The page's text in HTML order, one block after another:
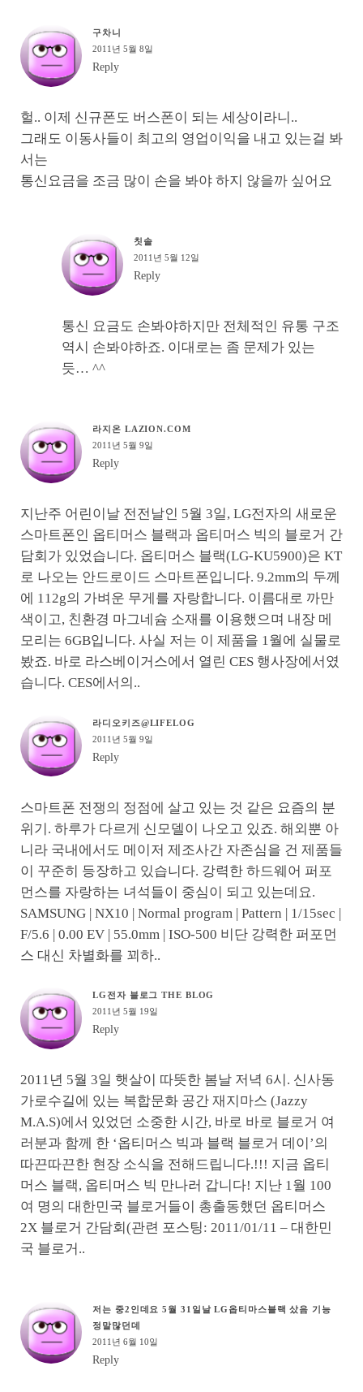
구차니
2011년 5월 8일
Reply
헐.. 이제 신규폰도 버스폰이 되는 세상이라니..
그래도 이동사들이 최고의 영업이익을 내고 있는걸 봐
서는
통신요금을 조금 많이 손을 봐야 하지 않을까 싶어요
칫솔
2011년 5월 12일
Reply
통신 요금도 손봐야하지만 전체적인 유통 구조
역시 손봐야하죠. 이대로는 좀 문제가 있는
듯… ^^
라지온 LAZION.COM
2011년 5월 9일
Reply
지난주 어린이날 전전날인 5월 3일, LG전자의 새로운
스마트폰인 옵티머스 블랙과 옵티머스 빅의 블로거 간
담회가 있었습니다. 옵티머스 블랙(LG-KU5900)은 KT
로 나오는 안드로이드 스마트폰입니다. 9.2mm의 두께
에 112g의 가벼운 무게를 자랑합니다. 이름대로 까만
색이고, 친환경 마그네슘 소재를 이용했으며 내장 메
모리는 6GB입니다. 사실 저는 이 제품을 1월에 실물로
봤죠. 바로 라스베이거스에서 열린 CES 행사장에서였
습니다. CES에서의..
라디오키즈@LIFELOG
2011년 5월 9일
Reply
스마트폰 전쟁의 정점에 살고 있는 것 같은 요즘의 분
위기. 하루가 다르게 신모델이 나오고 있죠. 해외뿐 아
니라 국내에서도 메이저 제조사간 자존심을 건 제품들
이 꾸준히 등장하고 있습니다. 강력한 하드웨어 퍼포
먼스를 자랑하는 녀석들이 중심이 되고 있는데요.
SAMSUNG | NX10 | Normal program | Pattern | 1/15sec |
F/5.6 | 0.00 EV | 55.0mm | ISO-500 비단 강력한 퍼포먼
스 대신 차별화를 꾀하..
LG전자 블로그 THE BLOG
2011년 5월 19일
Reply
2011년 5월 3일 햇살이 따뜻한 봄날 저녁 6시. 신사동
가로수길에 있는 복합문화 공간 재지마스 (Jazzy
M.A.S)에서 있었던 소중한 시간, 바로 바로 블로거 여
러분과 함께 한 ‘옵티머스 빅과 블랙 블로거 데이’의
따끈따끈한 현장 소식을 전해드립니다.!!! 지금 옵티
머스 블랙, 옵티머스 빅 만나러 갑니다! 지난 1월 100
여 명의 대한민국 블로거들이 총출동했던 옵티머스
2X 블로거 간담회(관련 포스팅: 2011/01/11 – 대한민
국 블로거..
저는 중2인데요 5월 31일날 LG옵티마스블랙 샀음 기능
정말많던데
2011년 6월 10일
Reply